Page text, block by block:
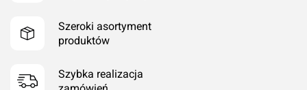
Szeroki asortyment
produktów
Szybka realizacja